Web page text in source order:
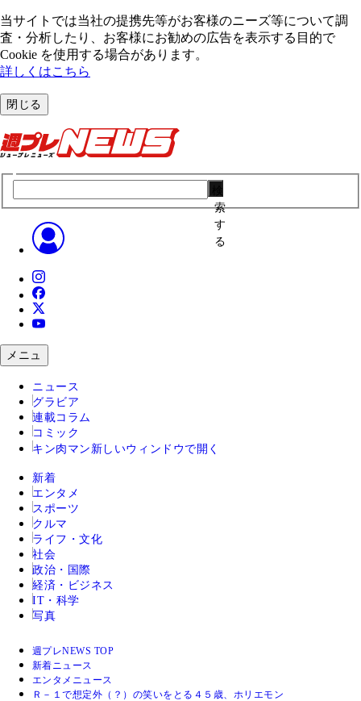
当サイトでは当社の提携先等がお客様のニーズ等について調
査・分析したり、お客様にお勧めの広告を表⽰する⽬的で
Cookie を使⽤する場合があります。
詳しくはこちら
閉じる
索
す
る
メニュ
ニュース
グラビア
連載コラム
コミック
キン肉マン 新しいウィンドウで開く
新着
エンタメ
スポーツ
クルマ
ライフ・文化
社会
政治・国際
経済・ビジネス
IT・科学
写真
週プレNEWS TOP
新着ニュース
エンタメニュース
Ｒ－１で想定外（？）の笑いをとる４５歳、ホリエモン